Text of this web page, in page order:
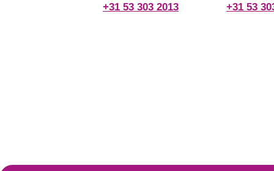
+31 53 303 2013 +31 53